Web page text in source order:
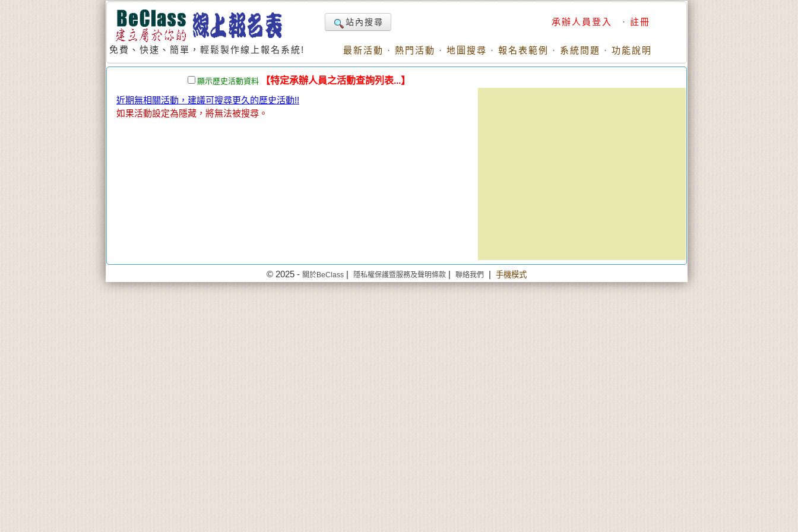
免費、快速、簡單，輕鬆製作線上報名系統!
站內搜尋 承辦人員登入 · 註冊
最新活動 · 熱門活動 · 地圖搜尋 · 報名表範例 · 系統問題 · 功能說明
顯示歷史活動資料
【特定承辦人員之活動查詢列表...】
近期無相關活動，建議可搜尋更久的歷史活動!!
如果活動設定為隱藏，將無法被搜尋。
© 2025 - 關於BeClass | 隱私權保護暨服務及聲明條款 | 聯絡我們 | 手機模式